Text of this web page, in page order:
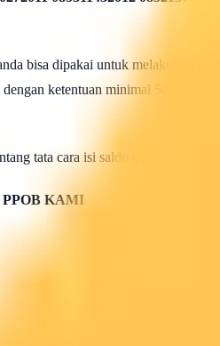
bisa dipakai untuk melakukan isi
ketentuan minimal 50rb
tata cara isi saldo deposit pulsa
KAMI